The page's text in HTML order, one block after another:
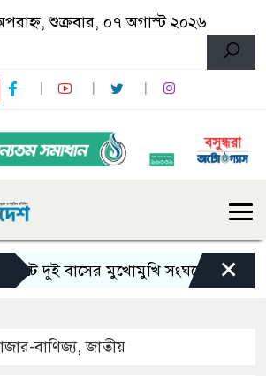
শুক্রবার, ০৭ অগাস্ট ২০২৬
বাসের মুখোমুখি সংঘর্ষে নিহত বেড়ে ৯
×
বাণিজ্য,জাতীয়